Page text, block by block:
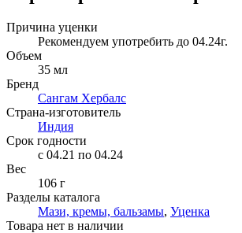
Причина уценки
Рекомендуем употребить до 04.24г.
Объем
35 мл
Бренд
Сангам Хербалс
Страна-изготовитель
Индия
Срок годности
c 04.21 по 04.24
Вес
106 г
Разделы каталога
Мази, кремы, бальзамы, Уценка
Товара нет в наличии